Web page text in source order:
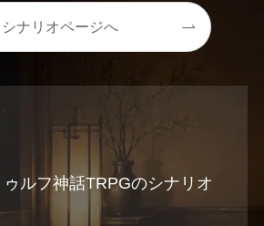
シナリオページへ
ルフ神話TRPGのシナリオ